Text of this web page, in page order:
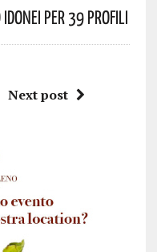
Per 39 Profili
Next post